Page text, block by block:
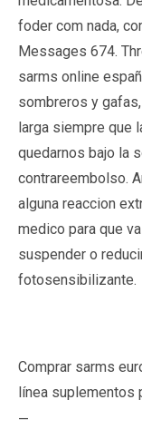
foder com nada,
Messages 674.
sarms online
sombreros y
larga siempre que
quedarnos bajo la
contrareembolso.
alguna reaccion
medico para que
suspender o
fotosensibilizante.
Comprar sarms
línea suplementos
—